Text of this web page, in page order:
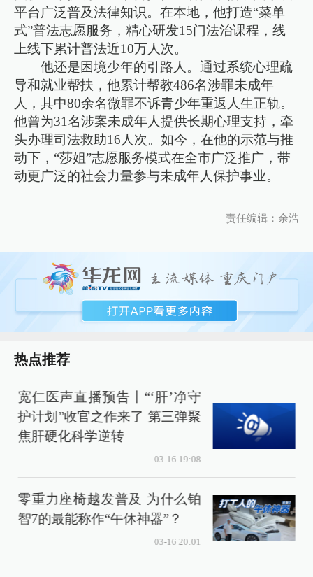
平台广泛普及法律知识。在本地，他打造“菜单
式”普法志愿服务，精心研发15门法治课程，线
上线下累计普法近10万人次。
他还是困境少年的引路人。通过系统心理疏
导和就业帮扶，他累计帮教486名涉罪未成年
人，其中80余名微罪不诉青少年重返人生正轨。
他曾为31名涉案未成年人提供长期心理支持，牵
头办理司法救助16人次。如今，在他的示范与推
动下，“莎姐”志愿服务模式在全市广泛推广，带
动更广泛的社会力量参与未成年人保护事业。
责任编辑：余浩
热点推荐
宽仁医声直播预告丨“‘肝’净守
护计划”收官之作来了 第三弹聚
焦肝硬化科学逆转
03-16 19:08
零重力座椅越发普及 为什么铂
智7的最能称作“午休神器”？
03-16 20:01